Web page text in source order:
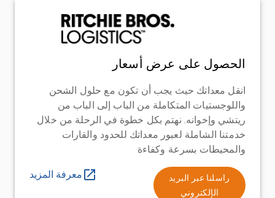
الحصول على عرض أسعار
انقل معداتك حيث يجب أن تكون مع حلول الشحن
واللوجستيات المتكاملة من الباب إلى الباب من
ريتشي وإخوانه. نهتم بكل خطوة في الرحلة من خلال
خدمتنا الشاملة لعبور معداتك للحدود والقارات
والمحيطات بسرعة وكفاءة
راسلنا عبر البريد
الإلكتروني
معرفة المزيد